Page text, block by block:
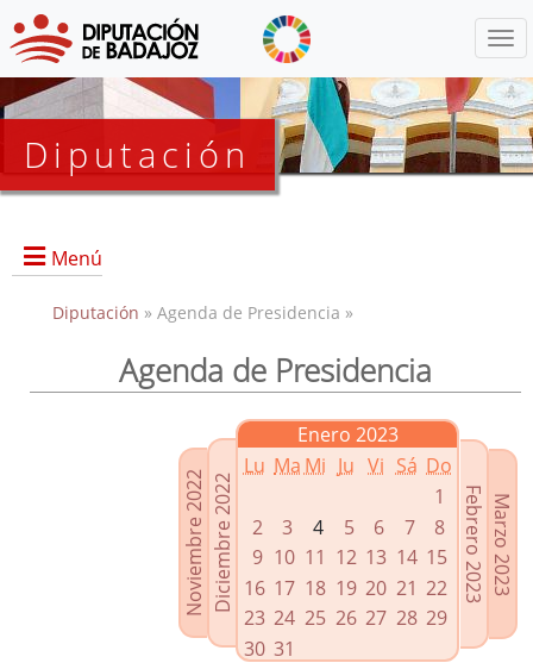
Diputación
Menú
Presidencia
Enlaces relacionados
Agenda de Presidencia
Plenos provinciales y Juntas de gobierno
Oficina de Proyectos Europeos
Diputación » Agenda de Presidencia »
Agenda de Presidencia
Noviembre 2022Diciembre 2022
Enero 2023
Lu Ma Mi Ju Vi Sá Do
1
2
3 4 5 6 7
8
9 10 11 12 13 14 15
16 17 18 19 20 21 22
23 24 25 26 27 28 29
30 31
Marzo 2023
Febrero 2023